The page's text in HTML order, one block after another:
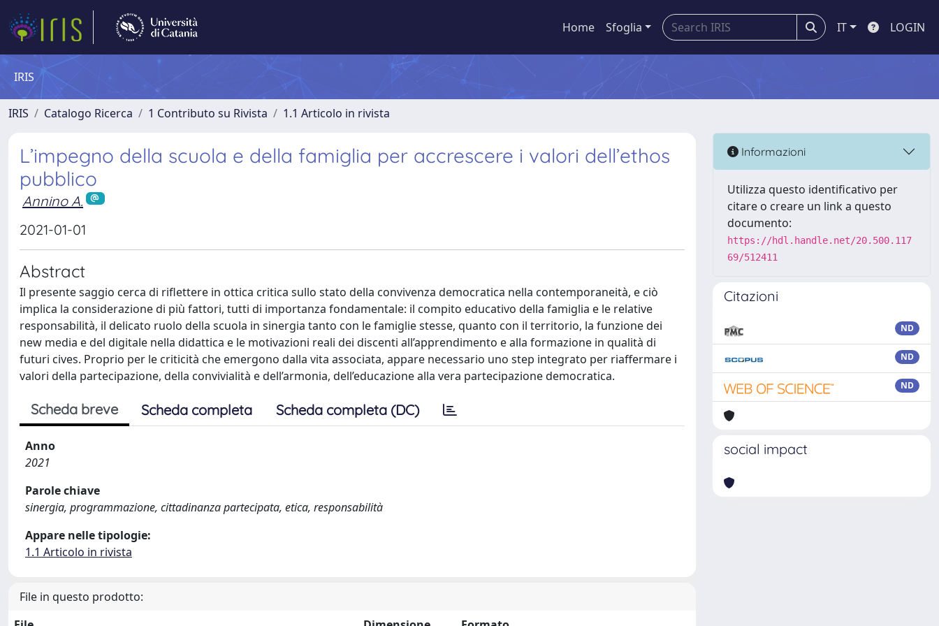
Home Sfoglia IT LOGIN
IRIS
IRIS Catalogo Ricerca 1 Contributo su Rivista 1.1 Articolo in rivista
L’impegno della scuola e della famiglia per accrescere i valori dell’ethos
pubblico
Annino A.
2021-01-01
Abstract
Il presente saggio cerca di riflettere in ottica critica sullo stato della convivenza democratica nella contemporaneità, e ciò
implica la considerazione di più fattori, tutti di importanza fondamentale: il compito educativo della famiglia e le relative
responsabilità, il delicato ruolo della scuola in sinergia tanto con le famiglie stesse, quanto con il territorio, la funzione dei
new media e del digitale nella didattica e le motivazioni reali dei discenti all’apprendimento e alla formazione in qualità di
futuri cives. Proprio per le criticità che emergono dalla vita associata, appare necessario uno step integrato per riaffermare i
valori della partecipazione, della convivialità e dell’armonia, dell’educazione alla vera partecipazione democratica.
Scheda breve Scheda completa Scheda completa (DC)
Anno
2021
Parole chiave
sinergia, programmazione, cittadinanza partecipata, etica, responsabilità
Appare nelle tipologie:
1.1 Articolo in rivista
File in questo prodotto:
Informazioni
Utilizza questo identificativo per
citare o creare un link a questo
documento:
https://hdl.handle.net/20.500.117
69/512411
Citazioni
ND
ND
ND
social impact